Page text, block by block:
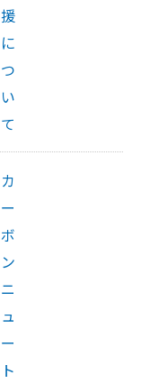
援
に
つ
い
て
カ
ー
ボ
ン
ニ
ュ
ー
ト